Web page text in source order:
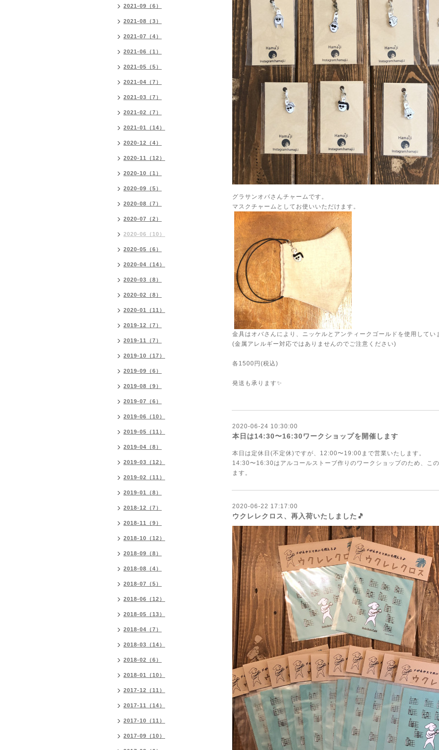
グラサンオバさんチャームです。
マスクチャームとしてお使いいただけます。
金具はオバさんにより、ニッケルとアンティークゴールドを使用してい
(金属アレルギー対応ではありませんのでご注意ください)
各1500円(税込)
発送も承ります✨
2020-06-24 10:30:00
本日は14:30〜16:30ワークショップを開催します
本日は定休日(不定休)ですが、12:00〜19:00まで営業いたします。
14:30〜16:30はアルコールストーブ作りのワークショップのため、こ
ます。
2020-06-22 17:17:00
ウクレレクロス、再入荷いたしました🎵
2021-09（6）
2021-08（3）
2021-07（4）
2021-06（1）
2021-05（5）
2021-04（7）
2021-03（7）
2021-02（7）
2021-01（14）
2020-12（4）
2020-11（12）
2020-10（1）
2020-09（5）
2020-08（7）
2020-07（2）
2020-06（10）
2020-05（6）
2020-04（14）
2020-03（8）
2020-02（8）
2020-01（11）
2019-12（7）
2019-11（7）
2019-10（17）
2019-09（6）
2019-08（9）
2019-07（6）
2019-06（10）
2019-05（11）
2019-04（8）
2019-03（12）
2019-02（11）
2019-01（8）
2018-12（7）
2018-11（9）
2018-10（12）
2018-09（8）
2018-08（4）
2018-07（5）
2018-06（12）
2018-05（13）
2018-04（7）
2018-03（14）
2018-02（6）
2018-01（10）
2017-12（11）
2017-11（14）
2017-10（11）
2017-09（10）